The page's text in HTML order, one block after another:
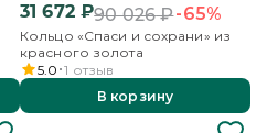
31 672₽90 026₽-65%
Кольцо «Спаси и сохрани» из
красного золота
5.0 1 отзыв
В корзину